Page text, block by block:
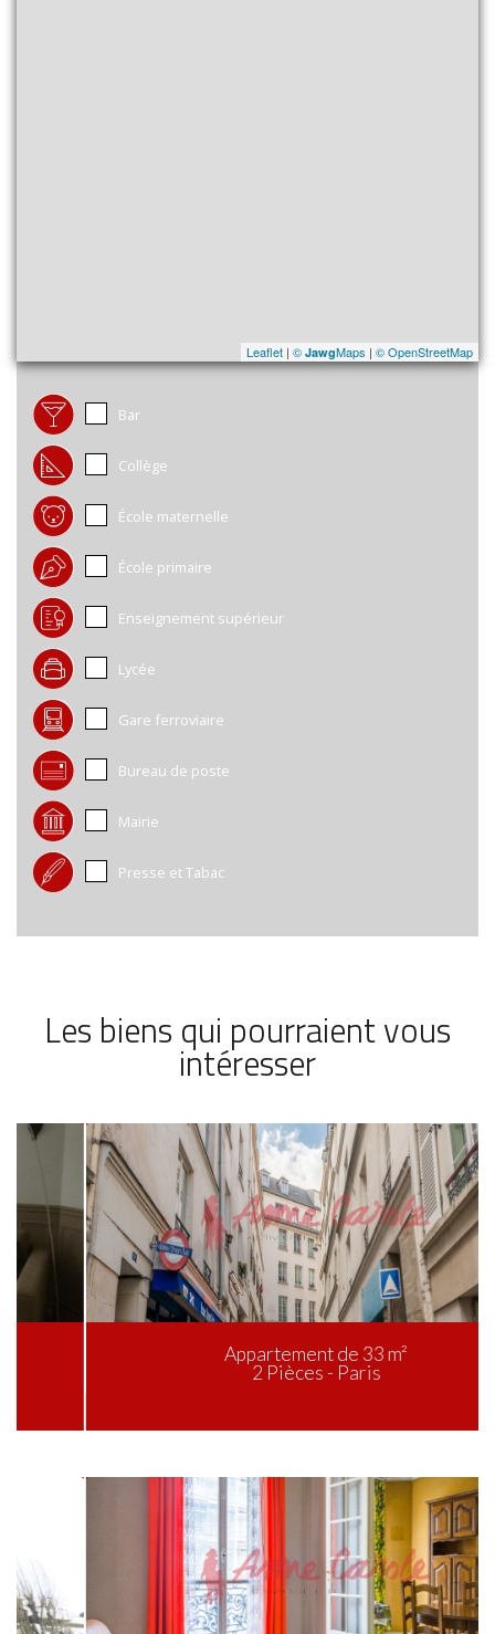
Leaflet | © JawgMaps | © OpenStreetMap
Bar
Collège
École maternelle
École primaire
Enseignement supérieur
Lycée
Gare ferroviaire
Bureau de poste
Mairie
Presse et Tabac
Les biens qui pourraient vous
intéresser
Appartement de 33 m²
2 Pièces - Paris